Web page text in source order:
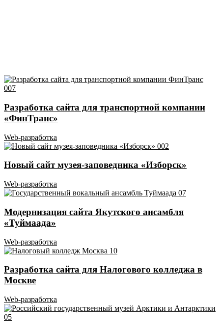
Разработка сайта для транспортной компании
«ФинТранс»
Web-разработка
Новый сайт музея-заповедника «Изборск»
Web-разработка
Модернизация сайта Якутского ансамбля
«Туймаада»
Web-разработка
Разработка сайта для Налогового колледжа в
Москве
Web-разработка